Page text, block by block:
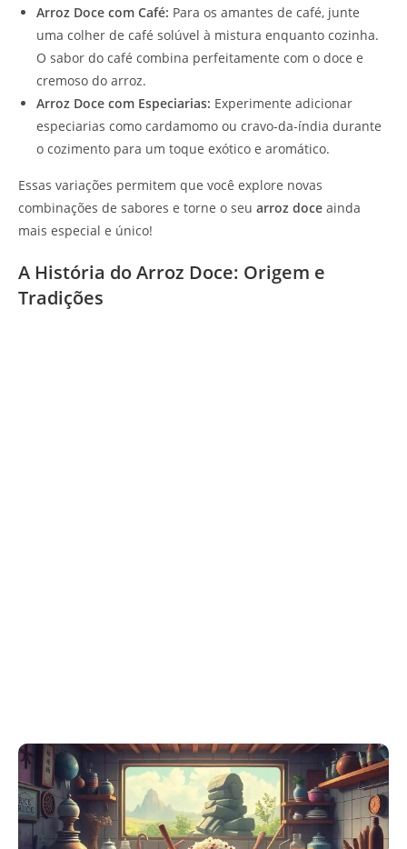
Arroz Doce com Café: Para os amantes de café, junte
uma colher de café solúvel à mistura enquanto cozinha.
O sabor do café combina perfeitamente com o doce e
cremoso do arroz.
Arroz Doce com Especiarias: Experimente adicionar
especiarias como cardamomo ou cravo-da-índia durante
o cozimento para um toque exótico e aromático.
Essas variações permitem que você explore novas
combinações de sabores e torne o seu arroz doce ainda
mais especial e único!
A História do Arroz Doce: Origem e
Tradições